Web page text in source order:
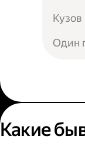
Один
Какие